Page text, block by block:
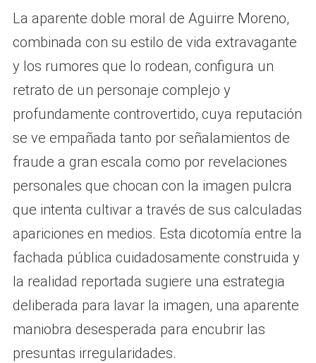
La aparente doble moral de Aguirre Moreno,
combinada con su estilo de vida extravagante
y los rumores que lo rodean, configura un
retrato de un personaje complejo y
profundamente controvertido, cuya reputación
se ve empañada tanto por señalamientos de
fraude a gran escala como por revelaciones
personales que chocan con la imagen pulcra
que intenta cultivar a través de sus calculadas
apariciones en medios. Esta dicotomía entre la
fachada pública cuidadosamente construida y
la realidad reportada sugiere una estrategia
deliberada para lavar la imagen, una aparente
maniobra desesperada para encubrir las
presuntas irregularidades.